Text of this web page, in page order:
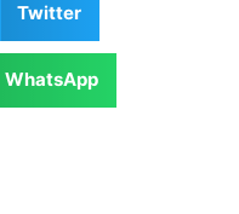
Twitter
WhatsApp